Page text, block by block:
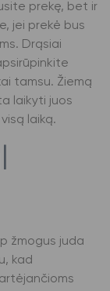
prekę, bet ir
jei prekė bus
Drąsiai
tamsu. Žiemą
laikyti juos
laiką.
žmogus juda
kad